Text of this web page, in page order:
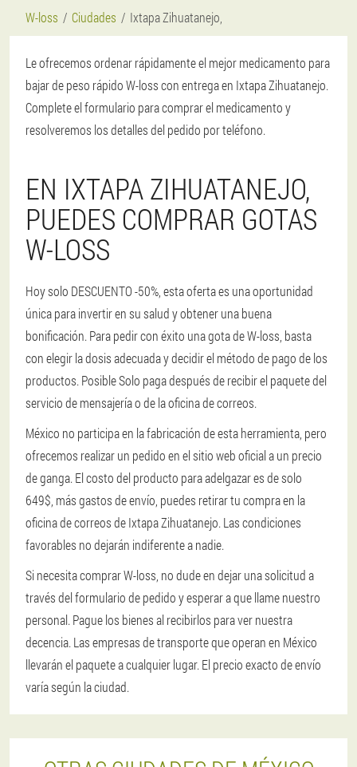
W-loss Ciudades Ixtapa Zihuatanejo,
Le ofrecemos ordenar rápidamente el mejor medicamento para
bajar de peso rápido W-loss con entrega en Ixtapa Zihuatanejo.
Complete el formulario para comprar el medicamento y
resolveremos los detalles del pedido por teléfono.
EN IXTAPA ZIHUATANEJO,
PUEDES COMPRAR GOTAS
W-LOSS
Hoy solo DESCUENTO -50%, esta oferta es una oportunidad
única para invertir en su salud y obtener una buena
bonificación. Para pedir con éxito una gota de W-loss, basta
con elegir la dosis adecuada y decidir el método de pago de los
productos. Posible Solo paga después de recibir el paquete del
servicio de mensajería o de la oficina de correos.
México no participa en la fabricación de esta herramienta, pero
ofrecemos realizar un pedido en el sitio web oficial a un precio
de ganga. El costo del producto para adelgazar es de solo
649$, más gastos de envío, puedes retirar tu compra en la
oficina de correos de Ixtapa Zihuatanejo. Las condiciones
favorables no dejarán indiferente a nadie.
Si necesita comprar W-loss, no dude en dejar una solicitud a
través del formulario de pedido y esperar a que llame nuestro
personal. Pague los bienes al recibirlos para ver nuestra
decencia. Las empresas de transporte que operan en México
llevarán el paquete a cualquier lugar. El precio exacto de envío
varía según la ciudad.